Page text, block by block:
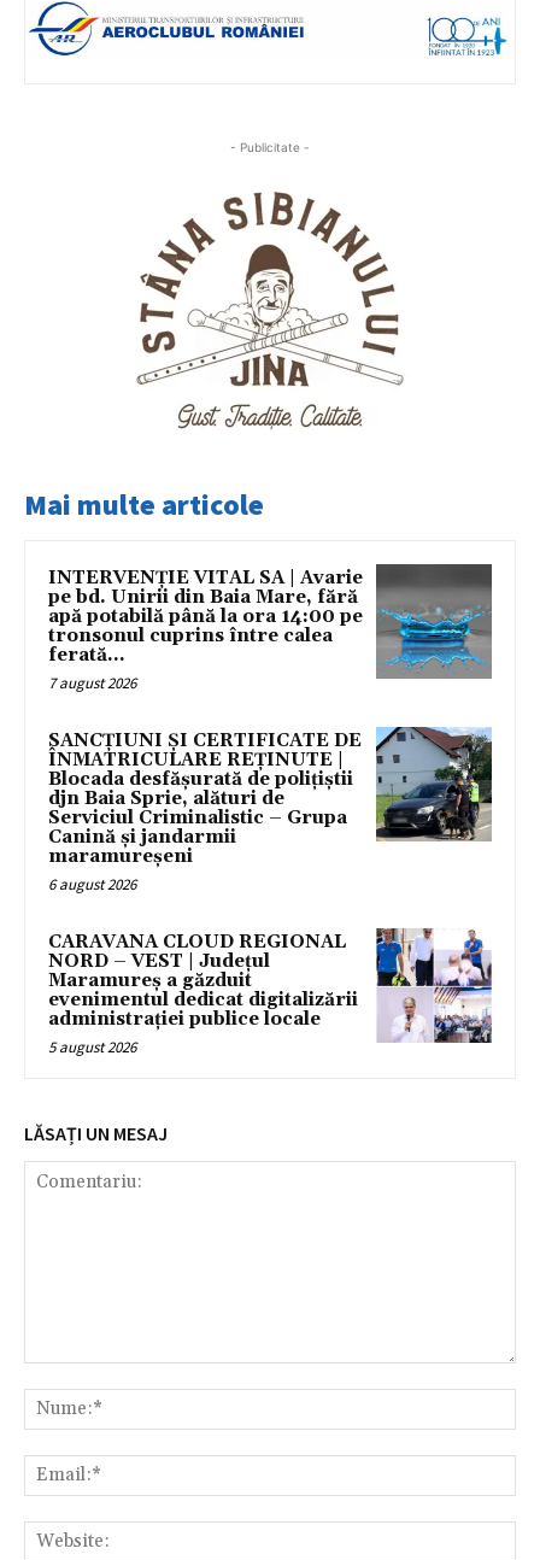
- Publicitate -
Mai multe articole
INTERVENȚIE VITAL SA | Avarie
pe bd. Unirii din Baia Mare, fără
apă potabilă până la ora 14:00 pe
tronsonul cuprins între calea
ferată...
7 august 2026
SANCȚIUNI ȘI CERTIFICATE DE
ÎNMATRICULARE REȚINUTE |
Blocada desfășurată de polițiștii
djn Baia Sprie, alături de
Serviciul Criminalistic – Grupa
Canină și jandarmii
maramureșeni
6 august 2026
CARAVANA CLOUD REGIONAL
NORD – VEST | Județul
Maramureș a găzduit
evenimentul dedicat digitalizării
administrației publice locale
5 august 2026
LĂSAȚI UN MESAJ